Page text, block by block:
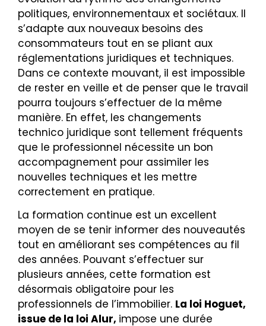
politiques, environnementaux et sociétaux. Il
s’adapte aux nouveaux besoins des
consommateurs tout en se pliant aux
réglementations juridiques et techniques.
Dans ce contexte mouvant, il est impossible
de rester en veille et de penser que le travail
pourra toujours s’effectuer de la même
manière. En effet, les changements
technico juridique sont tellement fréquents
que le professionnel nécessite un bon
accompagnement pour assimiler les
nouvelles techniques et les mettre
correctement en pratique.
La formation continue est un excellent
moyen de se tenir informer des nouveautés
tout en améliorant ses compétences au fil
des années. Pouvant s’effectuer sur
plusieurs années, cette formation est
désormais obligatoire pour les
professionnels de l’immobilier. La loi Hoguet,
issue de la loi Alur, impose une durée